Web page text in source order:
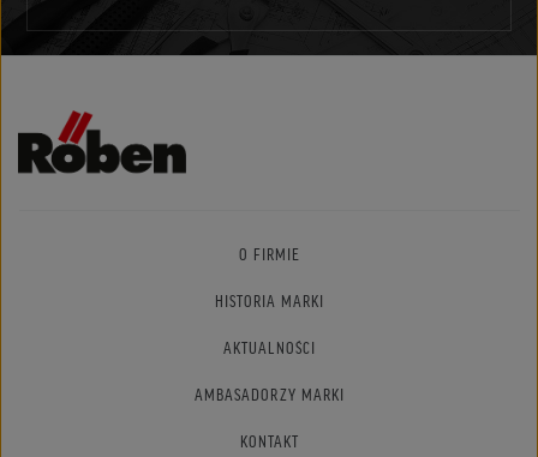
O FIRMIE
HISTORIA MARKI
AKTUALNOŚCI
AMBASADORZY MARKI
KONTAKT